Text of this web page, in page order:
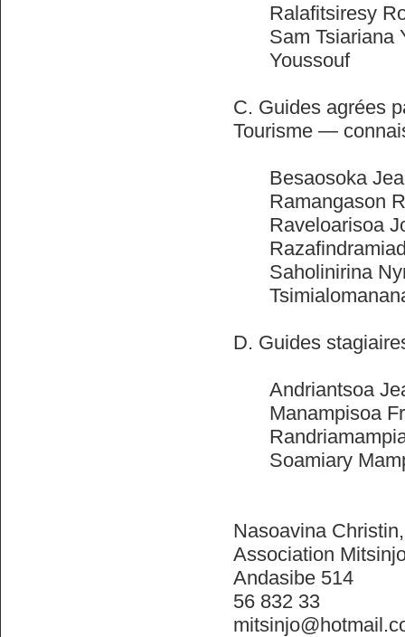
Ralafitsiresy
Sam Tsiariana
Youssouf
C. Guides agrées
Tourisme —
Besaosoka
Ramangason
Raveloarisoa
Saholinirina
D. Guides
Andriantsoa
Manampisoa
Soamiary
Nasoavina
Association
Andasibe 514
56 832 33